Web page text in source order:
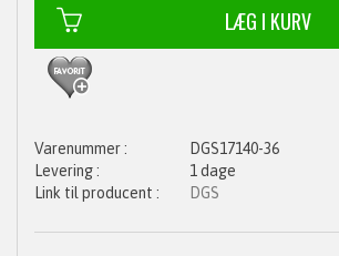
DGS17140-36
1 dage
DGS